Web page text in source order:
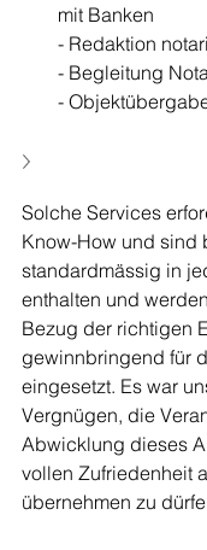
mit Banken
- Redaktion
- Begleitung
-
Solche Services
Know-How und sind
standardmässig in
enthalten und
Bezug der richtigen
gewinnbringend für
eingesetzt. Es war
Vergnügen, die
Abwicklung dieses
vollen Zufriedenheit
übernehmen zu